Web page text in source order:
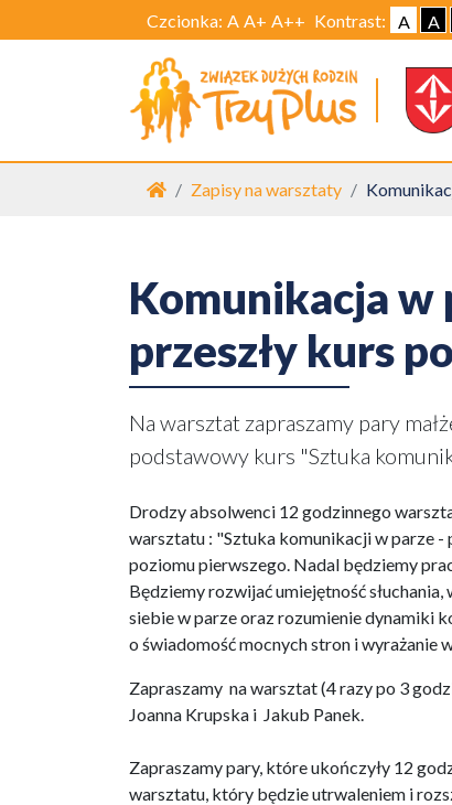
Czcionka: A A+ A++ Kontrast: A A
Strona główna
Zapisy na warsztaty
Komunikacja w
przeszły kurs
Na warsztat zapraszamy pary
podstawowy kurs "Sztuka
Drodzy absolwenci 12 godzinnego
warsztatu : "Sztuka komunikacji w parze
poziomu pierwszego. Nadal będziemy
Będziemy rozwijać umiejętność
siebie w parze oraz rozumienie dynamiki
o świadomość mocnych stron i wyrażanie
Zapraszamy na warsztat (4 razy po 3
Joanna Krupska i Jakub Panek.
Zapraszamy pary, które ukończyły 12
warsztatu, który będzie utrwaleniem i